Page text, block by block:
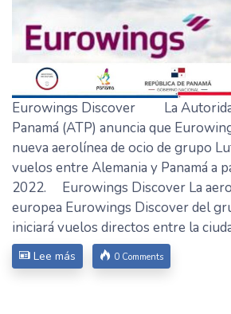
Eurowings Discover La
Panamá (ATP) anuncia que
nueva aerolínea de ocio de grupo
vuelos entre Alemania y Panamá a
2022. Eurowings Discover La
europea Eurowings Discover del
iniciará vuelos directos entre la
Lee más 0 Comments